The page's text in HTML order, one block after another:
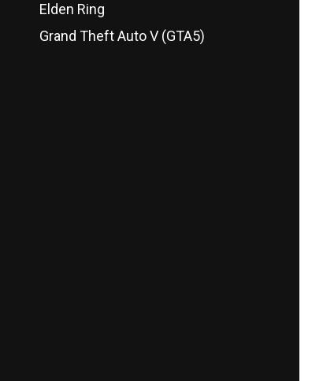
Elden Ring
Grand Theft Auto V (GTA5)